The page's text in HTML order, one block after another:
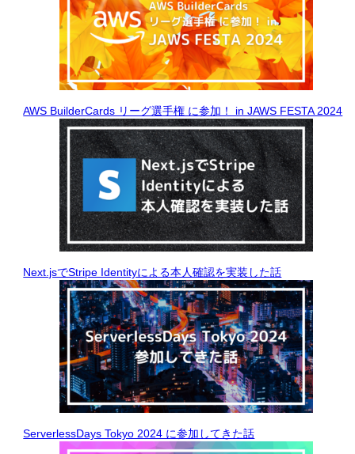
AWS BuilderCards リーグ選手権 に参加！ in JAWS FESTA 2024
Next.jsでStripe Identityによる本人確認を実装した話
ServerlessDays Tokyo 2024 に参加してきた話